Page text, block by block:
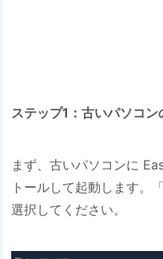
ステップ1：古いパソコン
まず、古いパソコンに
トールして起動します。
選択してください。